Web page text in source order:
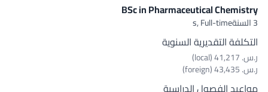
BSc in Pharmaceutical Chemistry
3 السنةs, Full-time
التكلفة التقديرية السنوية
ر.س.‏ 41,217 (local)
ر.س.‏ 43,435 (foreign)
مواعيد الفصول الدراسية